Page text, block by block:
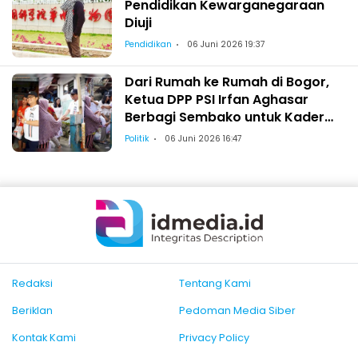
Pendidikan Kewarganegaraan
Diuji
Pendidikan 06 Juni 2026 19:37
Dari Rumah ke Rumah di Bogor,
Ketua DPP PSI Irfan Aghasar
Berbagi Sembako untuk Kader
dan Warga
Politik 06 Juni 2026 16:47
Redaksi
Tentang Kami
Beriklan
Pedoman Media Siber
Kontak Kami
Privacy Policy